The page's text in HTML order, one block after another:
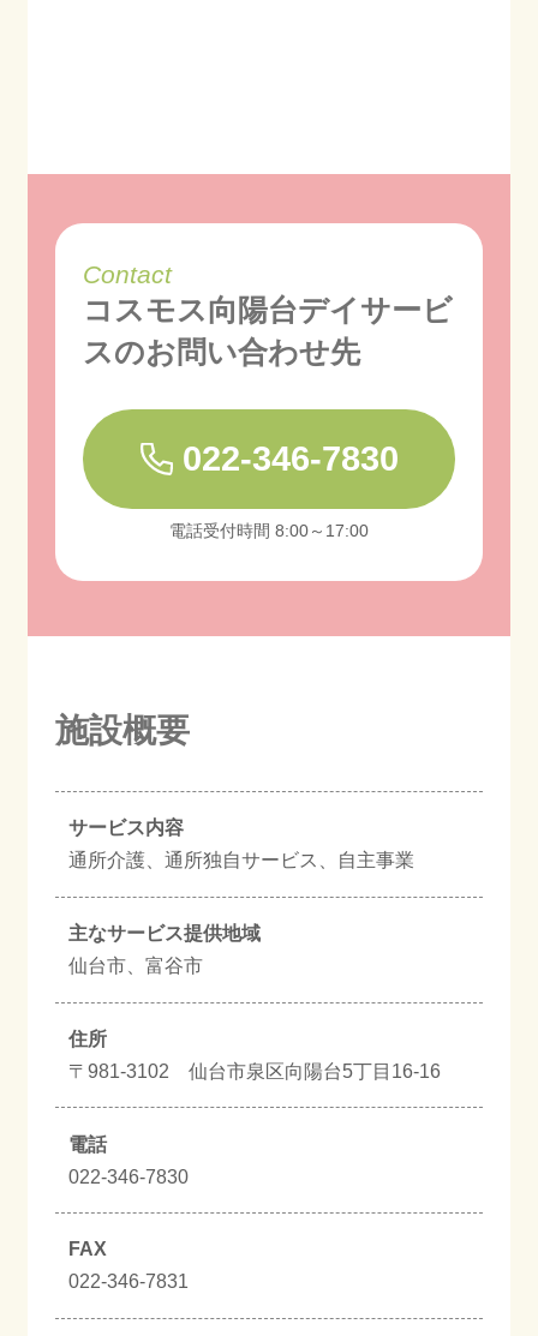
Contact
コスモス向陽台デイサービ
スのお問い合わせ先
022-346-7830
電話受付時間 8:00～17:00
施設概要
サービス内容
通所介護、通所独自サービス、自主事業
主なサービス提供地域
仙台市、富谷市
住所
〒981-3102 仙台市泉区向陽台5丁目16-16
電話
022-346-7830
FAX
022-346-7831